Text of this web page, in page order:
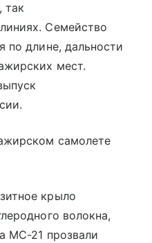
так
Семейство
по длине, дальности
мест.
самолете
крыло
волокна,
МС-21 прозвали